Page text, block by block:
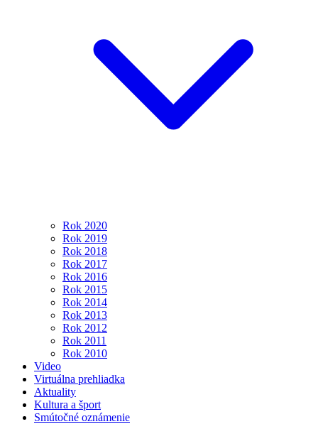
Rok 2020
Rok 2019
Rok 2018
Rok 2017
Rok 2016
Rok 2015
Rok 2014
Rok 2013
Rok 2012
Rok 2011
Rok 2010
Video
Virtuálna prehliadka
Aktuality
Kultura a šport
Smútočné oznámenie